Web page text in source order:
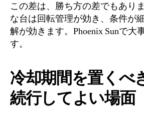
この差は、勝ち方の差でもあり
な台は回転管理が効き、条件が
解が効きます。Phoenix Sunで大
す。
冷却期間を置くべ
続行してよい場面